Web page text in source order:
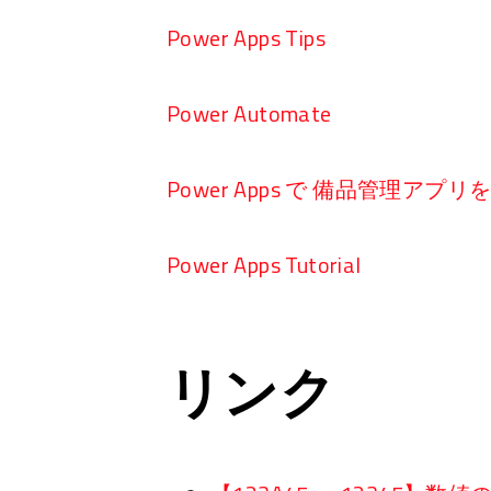
Power Apps Tips
Power Automate
Power Apps で 備品管理アプリ
Power Apps Tutorial
リンク